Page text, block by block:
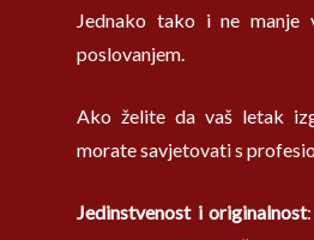
Jednako tako i ne manje
poslovanjem.
Ako želite da vaš letak
morate savjetovati s
Jedinstvenost i originalnost